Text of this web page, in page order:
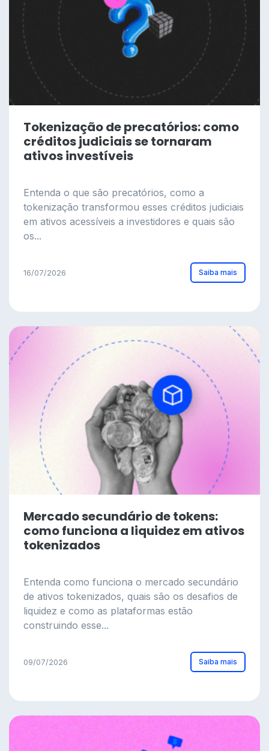
Tokenização de precatórios: como
créditos judiciais se tornaram
ativos investíveis
Entenda o que são precatórios, como a
tokenização transformou esses créditos judiciais
em ativos acessíveis a investidores e quais são
os...
16/07/2026 Saiba mais
Mercado secundário de tokens:
como funciona a liquidez em ativos
tokenizados
Entenda como funciona o mercado secundário
de ativos tokenizados, quais são os desafios de
liquidez e como as plataformas estão
construindo esse...
09/07/2026 Saiba mais